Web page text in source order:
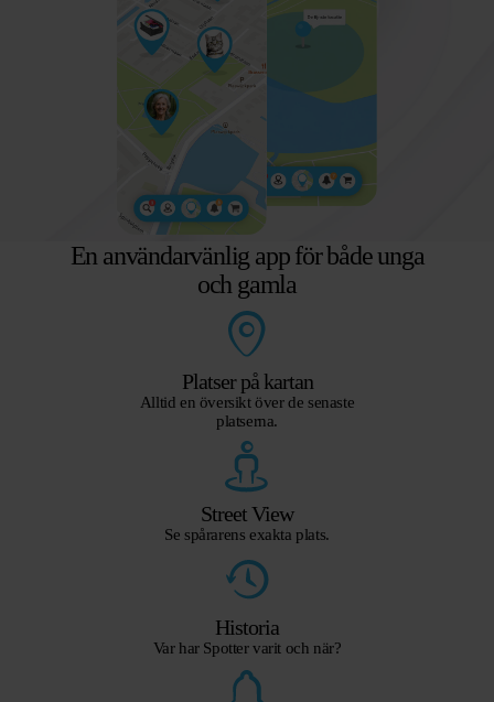
En användarvänlig app för både unga
och gamla
Platser på kartan
Alltid en översikt över de senaste
platserna.
Street View
Se spårarens exakta plats.
Historia
Var har Spotter varit och när?